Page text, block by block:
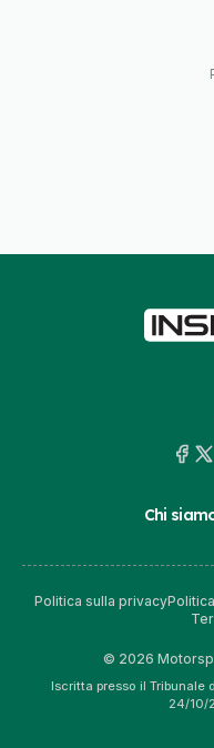
Chi
Politica sulla privacy
© 2026
Iscritta presso il Tribunale
24/10/